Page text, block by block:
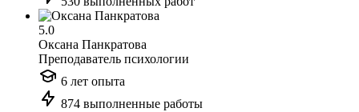
5.0
Оксана Панкратова
Преподаватель психологии
6 лет опыта
874 выполненные работы